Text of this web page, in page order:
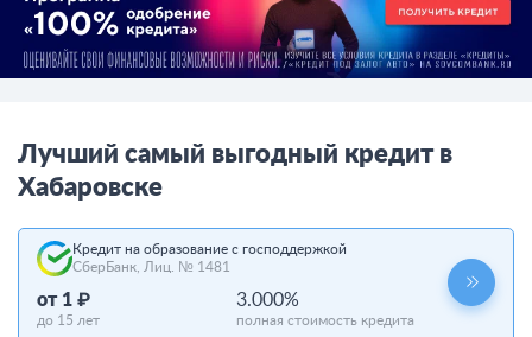
Лучший самый выгодный кредит в
Хабаровске
Кредит на образование с господдержкой
СберБанк, Лиц. № 1481
до 15 лет
от 1 ₽
полная стоимость кредита
3.000%